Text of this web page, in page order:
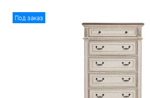
Под заказ